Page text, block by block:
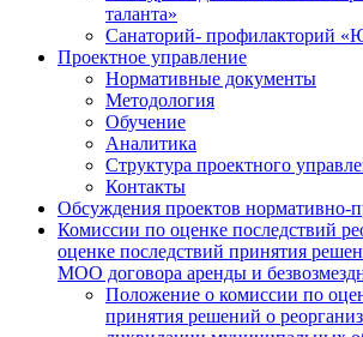
таланта»
Санаторий- профилакторий
Проектное управление
Нормативные документы
Методология
Обучение
Аналитика
Структура проектного
Контакты
Обсуждения проектов нормативно-
Комиссии по оценке последствий
оценке последствий принятия
МОО договора аренды и
Положение о комиссии по
принятия решений о